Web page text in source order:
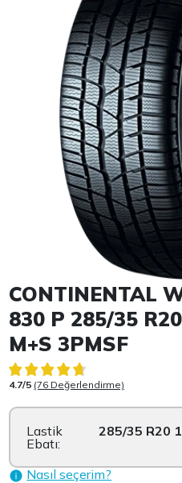
Item 1 of 1
CONTINENTAL
830 P 285/35
M+S 3PMSF
4.7/5 (76 Değerlendirme)
Lastik
Ebatı:
Nasıl seçerim?